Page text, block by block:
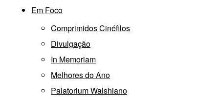
Em Foco
Comprimidos Cinéfilos
Divulgação
In Memoriam
Melhores do Ano
Palatorium Walshiano